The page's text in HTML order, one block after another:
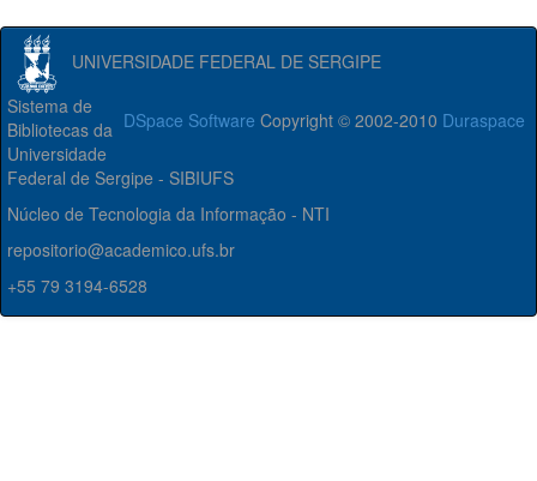
UNIVERSIDADE FEDERAL DE SERGIPE
DSpace Software Copyright © 2002-2010 Duraspace
Sistema de
Bibliotecas da
Universidade
Federal de Sergipe - SIBIUFS
Núcleo de Tecnologia da Informação - NTI
repositorio@academico.ufs.br
+55 79 3194-6528